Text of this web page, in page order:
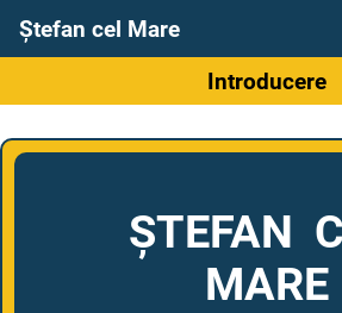
Ștefan cel Mare
Introducere
ȘTEFAN
MARE